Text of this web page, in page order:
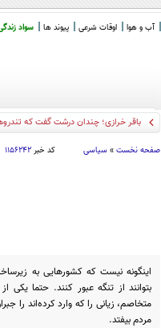
آب و هوا اوقات شرعی پیوند ها سواد
باقر خرازی؛ چندان درشت گفت که
صفحه نخست » سیاسی کد خبر ۱۱۵۶۲۴۲
اینگونه نیست که کشورهایی به
بتوانند از تنگه عبور کنند. حتما
متخاصم، زیانی را که وارد کرده‌اند را
مردم بیفتد.